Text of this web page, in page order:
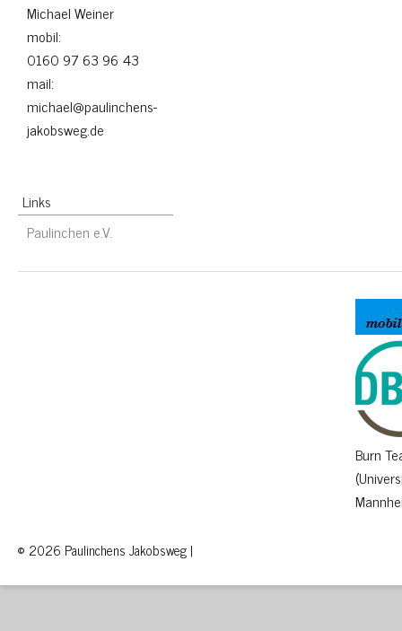
Michael Weiner
mobil:
0160 97 63 96 43
mail:
michael@paulinchens-
jakobsweg.de
Links
Paulinchen e.V.
Burn
© 2026 Paulinchens Jakobsweg |